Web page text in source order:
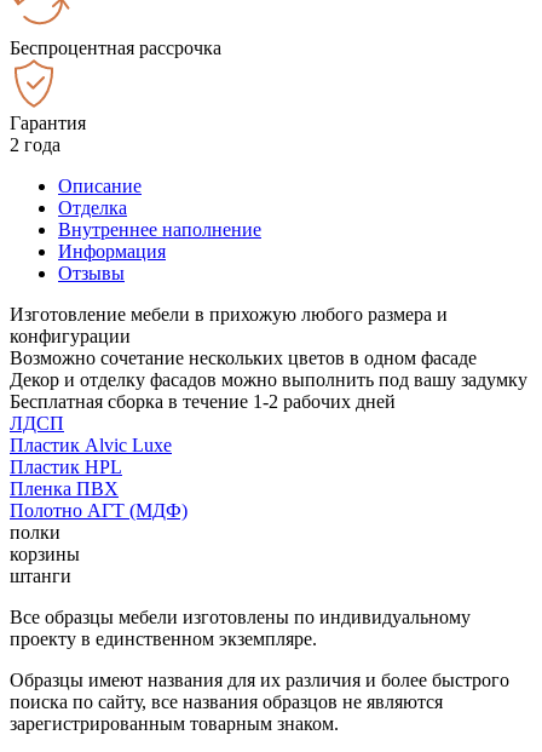
Беспроцентная рассрочка
Гарантия
2 года
Описание
Отделка
Внутреннее наполнение
Информация
Отзывы
Изготовление мебели в прихожую любого размера и
конфигурации
Возможно сочетание нескольких цветов в одном фасаде
Декор и отделку фасадов можно выполнить под вашу задумку
Бесплатная сборка в течение 1-2 рабочих дней
ЛДСП
Пластик Alvic Luxe
Пластик HPL
Пленка ПВХ
Полотно АГТ (МДФ)
полки
корзины
штанги
Все образцы мебели изготовлены по индивидуальному
проекту в единственном экземпляре.
Образцы имеют названия для их различия и более быстрого
поиска по сайту, все названия образцов не являются
зарегистрированным товарным знаком.